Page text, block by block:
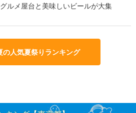
ルメ屋台と美味しいビールが大集
の人気夏祭りランキング